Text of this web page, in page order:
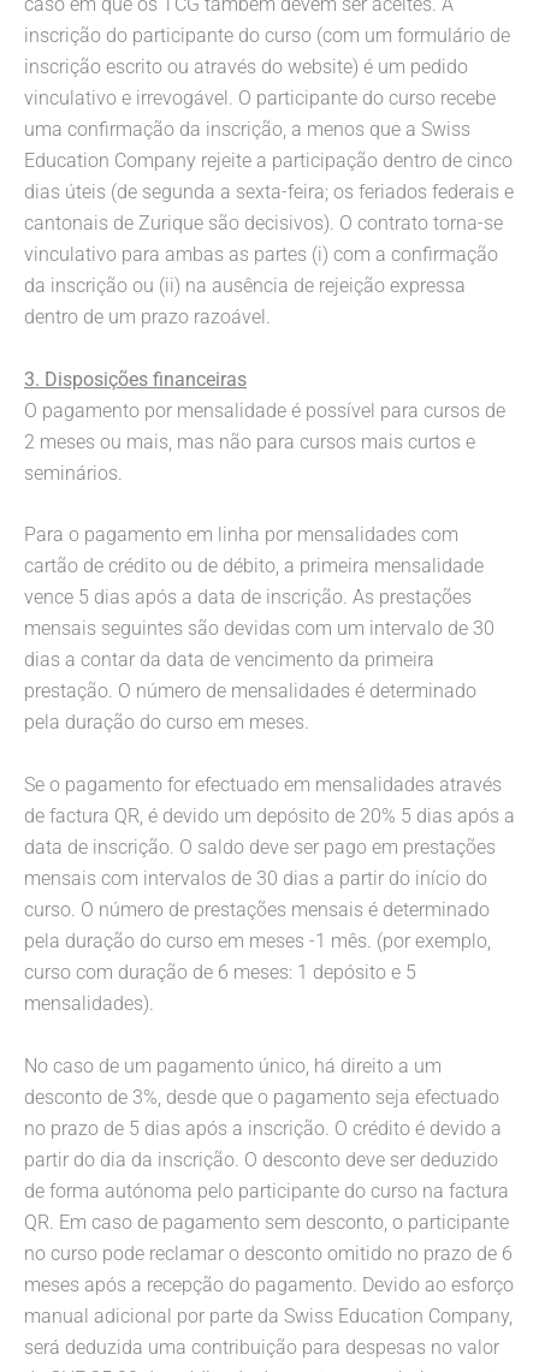
inscrição do participante do curso (com um formulário de
inscrição escrito ou através do website) é um pedido
vinculativo e irrevogável. O participante do curso recebe
uma confirmação da inscrição, a menos que a Swiss
Education Company rejeite a participação dentro de cinco
dias úteis (de segunda a sexta-feira; os feriados federais e
cantonais de Zurique são decisivos). O contrato torna-se
vinculativo para ambas as partes (i) com a confirmação
da inscrição ou (ii) na ausência de rejeição expressa
dentro de um prazo razoável.
3. Disposições financeiras
O pagamento por mensalidade é possível para cursos de
2 meses ou mais, mas não para cursos mais curtos e
seminários.
Para o pagamento em linha por mensalidades com
cartão de crédito ou de débito, a primeira mensalidade
vence 5 dias após a data de inscrição. As prestações
mensais seguintes são devidas com um intervalo de 30
dias a contar da data de vencimento da primeira
prestação. O número de mensalidades é determinado
pela duração do curso em meses.
Se o pagamento for efectuado em mensalidades através
de factura QR, é devido um depósito de 20% 5 dias após a
data de inscrição. O saldo deve ser pago em prestações
mensais com intervalos de 30 dias a partir do início do
curso. O número de prestações mensais é determinado
pela duração do curso em meses -1 mês. (por exemplo,
curso com duração de 6 meses: 1 depósito e 5
mensalidades).
No caso de um pagamento único, há direito a um
desconto de 3%, desde que o pagamento seja efectuado
no prazo de 5 dias após a inscrição. O crédito é devido a
partir do dia da inscrição. O desconto deve ser deduzido
de forma autónoma pelo participante do curso na factura
QR. Em caso de pagamento sem desconto, o participante
no curso pode reclamar o desconto omitido no prazo de 6
meses após a recepção do pagamento. Devido ao esforço
manual adicional por parte da Swiss Education Company,
será deduzida uma contribuição para despesas no valor